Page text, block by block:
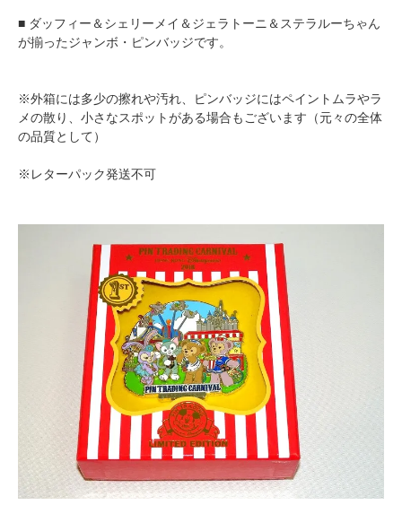
■ ダッフィー＆シェリーメイ＆ジェラトーニ＆ステラルーちゃん
が揃ったジャンボ・ピンバッジです。
※外箱には多少の擦れや汚れ、ピンバッジにはペイントムラやラ
メの散り、小さなスポットがある場合もございます（元々の全体
の品質として）
※レターパック発送不可